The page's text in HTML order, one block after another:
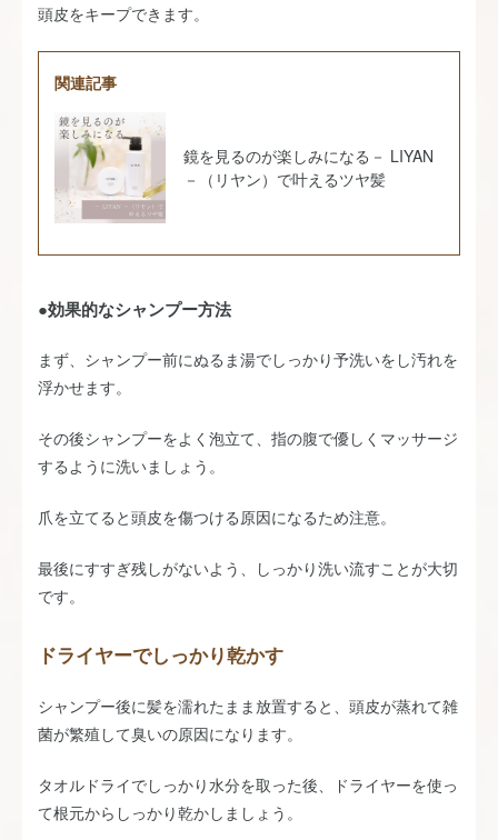
頭皮をキープできます。
関連記事
鏡を見るのが楽しみになる－ LIYAN
－（リヤン）で叶えるツヤ髪
●効果的なシャンプー方法
まず、シャンプー前にぬるま湯でしっかり予洗いをし汚れを
浮かせます。
その後シャンプーをよく泡立て、指の腹で優しくマッサージ
するように洗いましょう。
爪を立てると頭皮を傷つける原因になるため注意。
最後にすすぎ残しがないよう、しっかり洗い流すことが大切
です。
ドライヤーでしっかり乾かす
シャンプー後に髪を濡れたまま放置すると、頭皮が蒸れて雑
菌が繁殖して臭いの原因になります。
タオルドライでしっかり水分を取った後、ドライヤーを使っ
て根元からしっかり乾かしましょう。